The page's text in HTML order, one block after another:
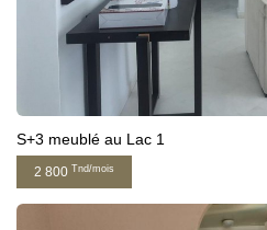
S+3 meublé au Lac 1
2 800 Tnd/mois